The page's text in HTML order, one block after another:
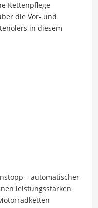
Kettenpflege
die Vor- und
in diesem
– automatischer
leistungsstarken